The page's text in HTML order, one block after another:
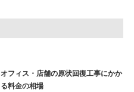
オフィス・店舗の原状回復工事にかか
る料金の相場